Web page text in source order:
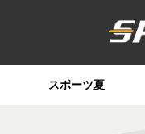
スポーツ夏